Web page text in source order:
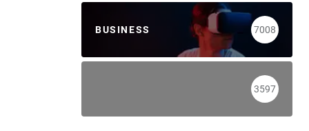
BUSINESS 7008
3597